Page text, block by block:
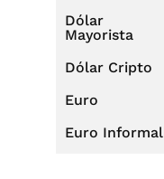
Dólar
Mayorista
Dólar Cripto
Euro
Euro Informal